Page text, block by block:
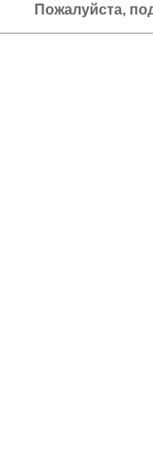
Пожалуйста,